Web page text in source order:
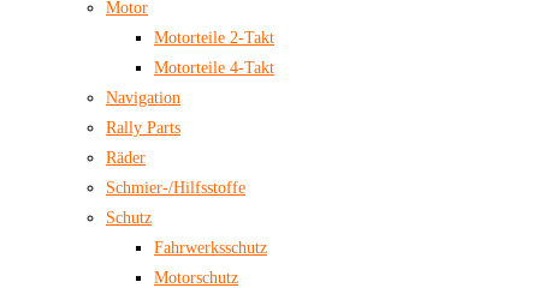
Motor
Motorteile 2-Takt
Motorteile 4-Takt
Navigation
Rally Parts
Räder
Schmier-/Hilfsstoffe
Schutz
Fahrwerksschutz
Motorschutz